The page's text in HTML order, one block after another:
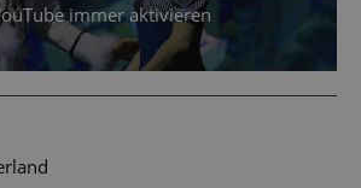
immer aktivieren